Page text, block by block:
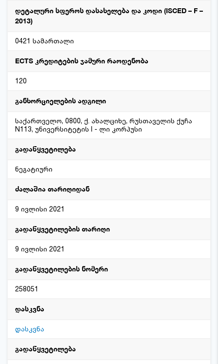
დეტალური სფეროს დასახელება და კოდი (ISCED – F –
2013)
0421 სამართალი
ECTS კრედიტების ჯამური რაოდენობა
120
განხორციელების ადგილი
საქართველო, 0800, ქ. ახალციხე, რუსთაველის ქუჩა
N113, უნივერსიტეტის I - ლი კორპუსი
გადაწყვეტილება
ნეგატიური
ძალაშია თარიღიდან
9 ივლისი 2021
გადაწყვეტილების თარიღი
9 ივლისი 2021
გადაწყვეტილების ნომერი
258051
დასკვნა
დასკვნა
გადაწყვეტილება